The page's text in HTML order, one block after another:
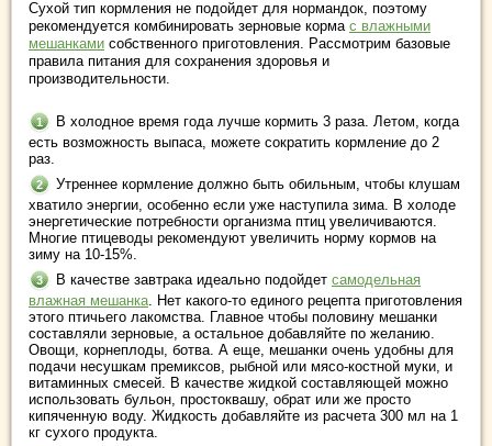
Сухой тип кормления не подойдет для нормандок, поэтому
рекомендуется комбинировать зерновые корма с влажными
мешанками собственного приготовления. Рассмотрим базовые
правила питания для сохранения здоровья и
производительности.
В холодное время года лучше кормить 3 раза. Летом, когда
есть возможность выпаса, можете сократить кормление до 2
раз.
Утреннее кормление должно быть обильным, чтобы клушам
хватило энергии, особенно если уже наступила зима. В холоде
энергетические потребности организма птиц увеличиваются.
Многие птицеводы рекомендуют увеличить норму кормов на
зиму на 10-15%.
В качестве завтрака идеально подойдет самодельная
влажная мешанка . Нет какого-то единого рецепта приготовления
этого птичьего лакомства. Главное чтобы половину мешанки
составляли зерновые, а остальное добавляйте по желанию.
Овощи, корнеплоды, ботва. А еще, мешанки очень удобны для
подачи несушкам премиксов, рыбной или мясо-костной муки, и
витаминных смесей. В качестве жидкой составляющей можно
использовать бульон, простоквашу, обрат или же просто
кипяченную воду. Жидкость добавляйте из расчета 300 мл на 1
кг сухого продукта.